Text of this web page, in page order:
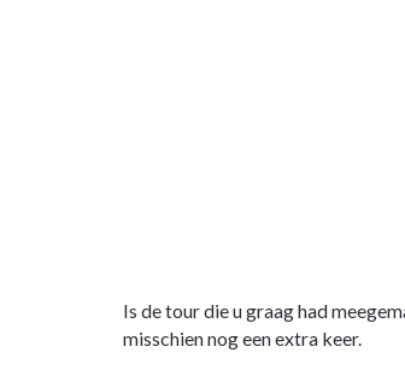
Is de tour die u graag had
misschien nog een extra keer.